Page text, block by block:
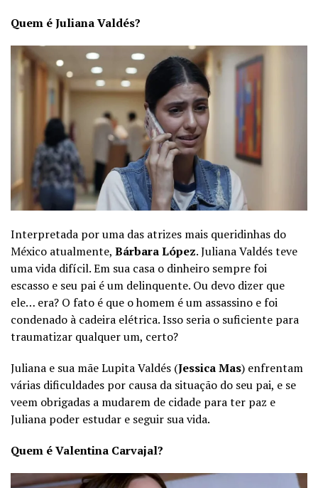
Quem é Juliana Valdés?
Interpretada por uma das atrizes mais queridinhas do
México atualmente, Bárbara López. Juliana Valdés teve
uma vida difícil. Em sua casa o dinheiro sempre foi
escasso e seu pai é um delinquente. Ou devo dizer que
ele… era? O fato é que o homem é um assassino e foi
condenado à cadeira elétrica. Isso seria o suficiente para
traumatizar qualquer um, certo?
Juliana e sua mãe Lupita Valdés (Jessica Mas) enfrentam
várias dificuldades por causa da situação do seu pai, e se
veem obrigadas a mudarem de cidade para ter paz e
Juliana poder estudar e seguir sua vida.
Quem é Valentina Carvajal?